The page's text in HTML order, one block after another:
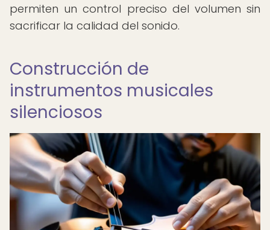
permiten un control preciso del volumen sin
sacrificar la calidad del sonido.
Construcción de
instrumentos musicales
silenciosos